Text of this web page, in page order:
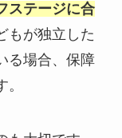
ステージに合
もが独立した
る場合、保障